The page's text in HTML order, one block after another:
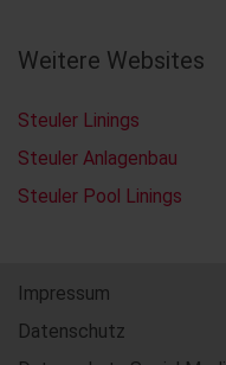
Weitere Websites
Steuler Linings
Steuler Anlagenbau
Steuler Pool Linings
Impressum
Datenschutz